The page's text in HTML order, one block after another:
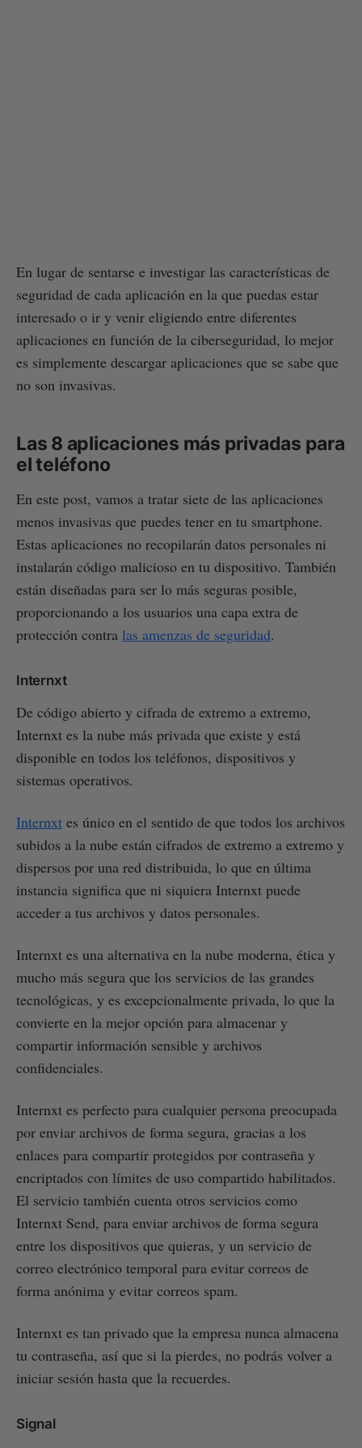
En lugar de sentarse e investigar las características de
seguridad de cada aplicación en la que puedas estar
interesado o ir y venir eligiendo entre diferentes
aplicaciones en función de la ciberseguridad, lo mejor
es simplemente descargar aplicaciones que se sabe que
no son invasivas.
Las 8 aplicaciones más privadas para
el teléfono
En este post, vamos a tratar siete de las aplicaciones
menos invasivas que puedes tener en tu smartphone.
Estas aplicaciones no recopilarán datos personales ni
instalarán código malicioso en tu dispositivo. También
están diseñadas para ser lo más seguras posible,
proporcionando a los usuarios una capa extra de
protección contra las amenzas de seguridad.
Internxt
De código abierto y cifrada de extremo a extremo,
Internxt es la nube más privada que existe y está
disponible en todos los teléfonos, dispositivos y
sistemas operativos.
Internxt es único en el sentido de que todos los archivos
subidos a la nube están cifrados de extremo a extremo y
dispersos por una red distribuida, lo que en última
instancia significa que ni siquiera Internxt puede
acceder a tus archivos y datos personales.
Internxt es una alternativa en la nube moderna, ética y
mucho más segura que los servicios de las grandes
tecnológicas, y es excepcionalmente privada, lo que la
convierte en la mejor opción para almacenar y
compartir información sensible y archivos
confidenciales.
Internxt es perfecto para cualquier persona preocupada
por enviar archivos de forma segura, gracias a los
enlaces para compartir protegidos por contraseña y
encriptados con límites de uso compartido habilitados.
El servicio también cuenta otros servicios como
Internxt Send, para enviar archivos de forma segura
entre los dispositivos que quieras, y un servicio de
correo electrónico temporal para evitar correos de
forma anónima y evitar correos spam.
Internxt es tan privado que la empresa nunca almacena
tu contraseña, así que si la pierdes, no podrás volver a
iniciar sesión hasta que la recuerdes.
Signal